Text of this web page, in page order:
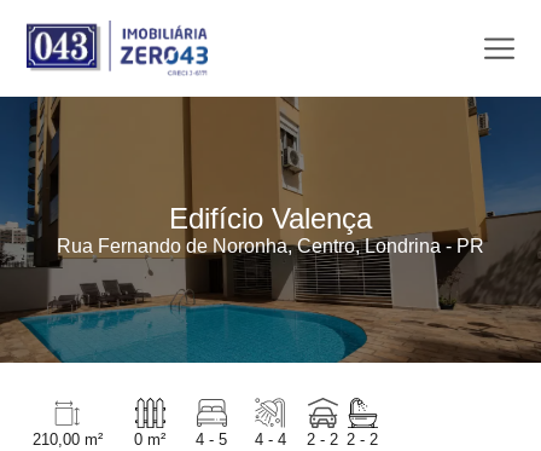
Edifício Valença
Rua Fernando de Noronha, Centro, Londrina - PR
210,00 m²
0 m²
4 - 5
4 - 4
2 - 2 2 - 2